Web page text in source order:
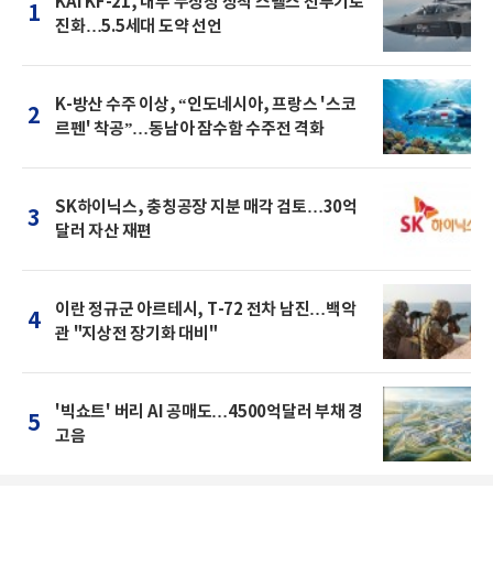
1
진화…5.5세대 도약 선언
2
K-방산 수주 이상, “인도네시아, 프랑스 '스코
르펜' 착공”…동남아 잠수함 수주전 격화
3
SK하이닉스, 충칭공장 지분 매각 검토…30억
달러 자산 재편
4
이란 정규군 아르테시, T-72 전차 남진…백악
관 "지상전 장기화 대비"
5
'빅쇼트' 버리 AI 공매도…4500억달러 부채 경
고음